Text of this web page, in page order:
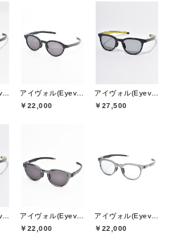
￥22,000
￥27,500
￥22,000
￥22,000